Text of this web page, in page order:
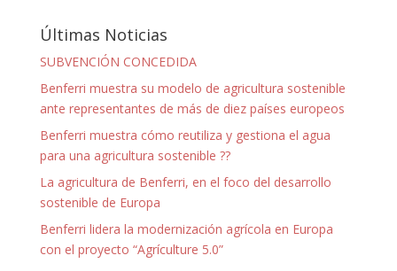
Últimas Noticias
SUBVENCIÓN CONCEDIDA
Benferri muestra su modelo de agricultura sostenible
ante representantes de más de diez países europeos
Benferri muestra cómo reutiliza y gestiona el agua
para una agricultura sostenible ??
La agricultura de Benferri, en el foco del desarrollo
sostenible de Europa
Benferri lidera la modernización agrícola en Europa
con el proyecto “Agrículture 5.0”